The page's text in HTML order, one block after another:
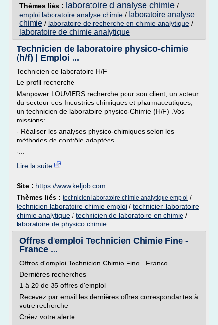
Thèmes liés : laboratoire d analyse chimie /
emploi laboratoire analyse chimie / laboratoire analyse
chimie / laboratoire de recherche en chimie analytique /
laboratoire de chimie analytique
Technicien de laboratoire physico-chimie
(h/f) | Emploi ...
Technicien de laboratoire H/F
Le profil recherché
Manpower LOUVIERS recherche pour son client, un acteur
du secteur des Industries chimiques et pharmaceutiques,
un technicien de laboratoire physico-Chimie (H/F) .Vos
missions:
- Réaliser les analyses physico-chimiques selon les
méthodes de contrôle adaptées
-...
Lire la suite
Site : https://www.keljob.com
Thèmes liés : technicien laboratoire chimie analytique emploi /
technicien laboratoire chimie emploi / technicien laboratoire
chimie analytique / technicien de laboratoire en chimie /
laboratoire de physico chimie
Offres d'emploi Technicien Chimie Fine -
France ...
Offres d'emploi Technicien Chimie Fine - France
Dernières recherches
1 à 20 de 35 offres d'emploi
Recevez par email les dernières offres correspondantes à
votre recherche
Créez votre alerte